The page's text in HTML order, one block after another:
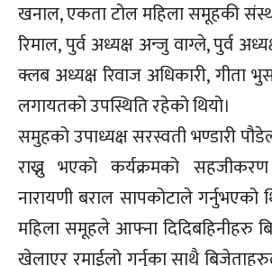
खनाल, एकता टोल महिला समूहकी
रिमाल, पुर्व अध्यक्ष अन्जु वाग्ले, पुर्व
क्लब अध्यक्ष रिवाज अधिकारी, गीता
लगायतको उपस्थिति रहेको थियो।
समुहको उपाध्यक्ष सरस्वती भण्डारी
राख्नु भएको कर्यक्रमको
नारायणी बराल सापकोटाले गर्नुभएको
महिला समूहले आफ्ना दिदिबहिनीहरु